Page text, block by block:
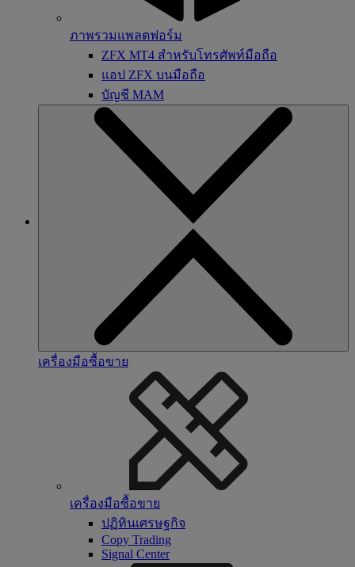
ภาพรวมแพลตฟอร์ม
ZFX MT4 สำหรับโทรศัพท์มือถือ
แอป ZFX บนมือถือ
บัญชี MAM
เครื่องมือซื้อขาย
เครื่องมือซื้อขาย
ปฏิทินเศรษฐกิจ
Copy Trading
Signal Center